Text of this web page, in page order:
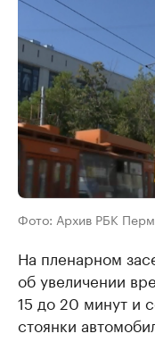
Фото: Архив РБК
На пленарном
об увеличении
15 до 20 минут и
стоянки